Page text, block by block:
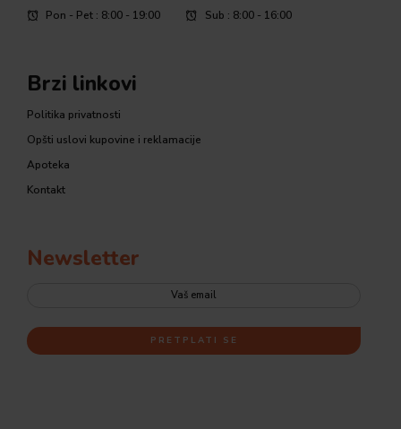
Pon - Pet : 8:00 - 19:00
Sub : 8:00 - 16:00
Brzi linkovi
Politika privatnosti
Opšti uslovi kupovine i reklamacije
Apoteka
Kontakt
Newsletter